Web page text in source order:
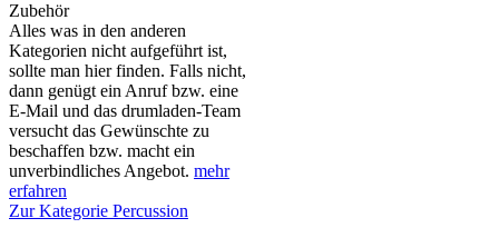
Zubehör
Alles was in den anderen
Kategorien nicht aufgeführt ist,
sollte man hier finden. Falls nicht,
dann genügt ein Anruf bzw. eine
E-Mail und das drumladen-Team
versucht das Gewünschte zu
beschaffen bzw. macht ein
unverbindliches Angebot. mehr
erfahren
Zur Kategorie Percussion